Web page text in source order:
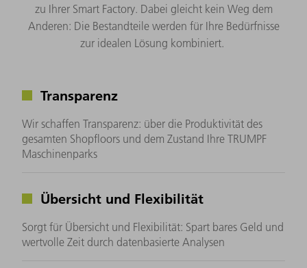
zu Ihrer Smart Factory. Dabei gleicht kein Weg dem
Anderen: Die Bestandteile werden für Ihre Bedürfnisse
zur idealen Lösung kombiniert. ​
Transparenz
Wir schaffen Transparenz: über die Produktivität des
gesamten Shopfloors und dem Zustand Ihre TRUMPF
Maschinenparks
Übersicht und Flexibilität
Sorgt für Übersicht und Flexibilität: Spart bares Geld und
wertvolle Zeit durch datenbasierte Analysen